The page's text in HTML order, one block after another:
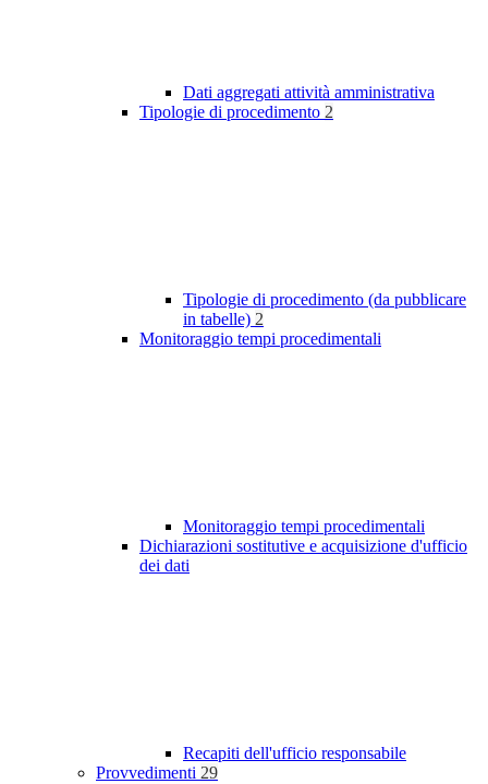
Dati aggregati attività amministrativa
Tipologie di procedimento 2
Tipologie di procedimento (da pubblicare
in tabelle) 2
Monitoraggio tempi procedimentali
Monitoraggio tempi procedimentali
Dichiarazioni sostitutive e acquisizione d'ufficio
dei dati
Recapiti dell'ufficio responsabile
Provvedimenti 29